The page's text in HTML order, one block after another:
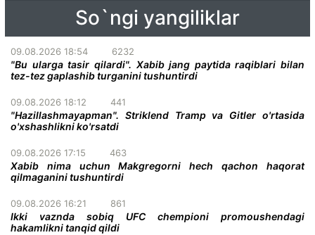
So`ngi yangiliklar
09.08.2026 18:54 6232
"Bu ularga tasir qilardi". Xabib jang paytida raqiblari bilan
tez-tez gaplashib turganini tushuntirdi
09.08.2026 18:12 441
"Hazillashmayapman". Striklend Tramp va Gitler o'rtasida
o'xshashlikni ko'rsatdi
09.08.2026 17:15 463
Xabib nima uchun Makgregorni hech qachon haqorat
qilmaganini tushuntirdi
09.08.2026 16:21 861
Ikki vaznda sobiq UFC chempioni promoushendagi
hakamlikni tanqid qildi